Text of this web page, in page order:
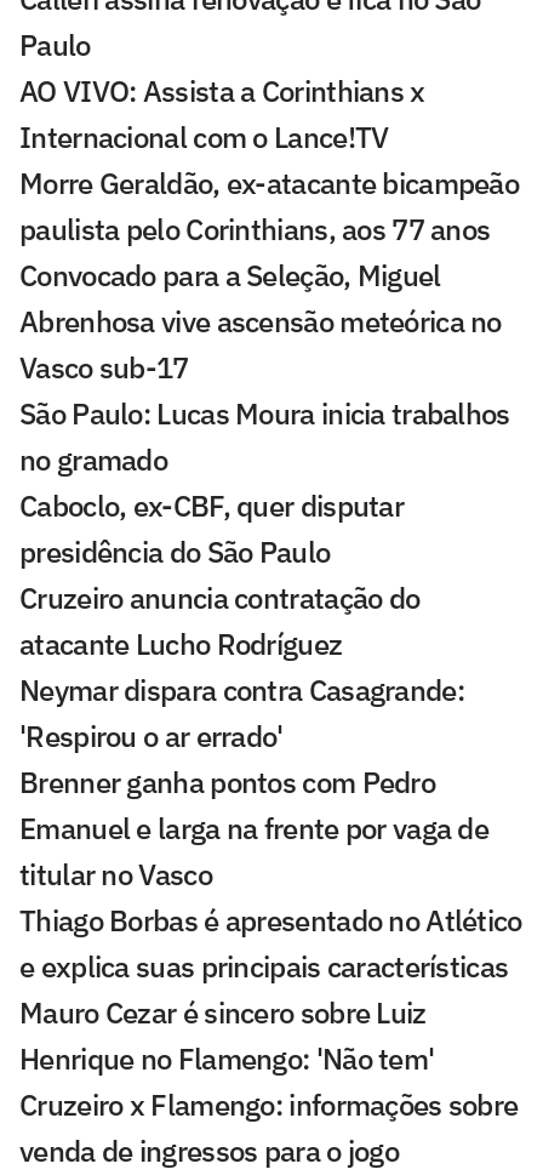
Paulo
AO VIVO: Assista a Corinthians x
Internacional com o Lance!TV
Morre Geraldão, ex-atacante bicampeão
paulista pelo Corinthians, aos 77 anos
Convocado para a Seleção, Miguel
Abrenhosa vive ascensão meteórica no
Vasco sub-17
São Paulo: Lucas Moura inicia trabalhos
no gramado
Caboclo, ex-CBF, quer disputar
presidência do São Paulo
Cruzeiro anuncia contratação do
atacante Lucho Rodríguez
Neymar dispara contra Casagrande:
'Respirou o ar errado'
Brenner ganha pontos com Pedro
Emanuel e larga na frente por vaga de
titular no Vasco
Thiago Borbas é apresentado no Atlético
e explica suas principais características
Mauro Cezar é sincero sobre Luiz
Henrique no Flamengo: 'Não tem'
Cruzeiro x Flamengo: informações sobre
venda de ingressos para o jogo